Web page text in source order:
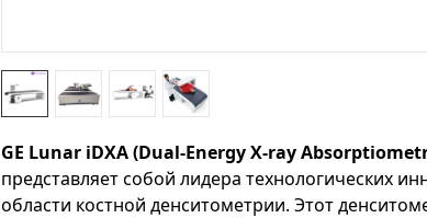
GE Lunar iDXA (Dual-Energy X-ray
представляет собой лидера технологических
области костной денситометрии. Этот